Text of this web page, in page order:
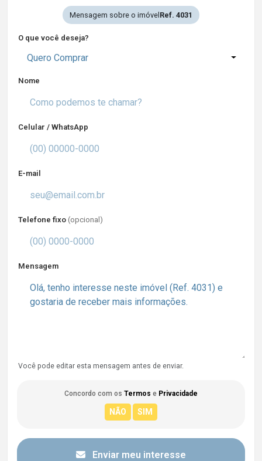
Mensagem sobre o imóvelRef. 4031
O que você deseja?
Quero Comprar
Nome
Celular / WhatsApp
E-mail
Telefone fixo (opcional)
Mensagem
Você pode editar esta mensagem antes de enviar.
Concordo com os Termos e Privacidade
Enviar meu interesse